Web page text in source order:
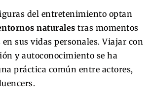
del entretenimiento optan
naturales tras momentos
sus vidas personales. Viajar con
y autoconocimiento se ha
práctica común entre actores,